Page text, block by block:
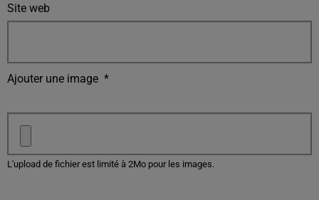
Site web
Ajouter une image *
L'upload de fichier est limité à 2Mo pour les images.